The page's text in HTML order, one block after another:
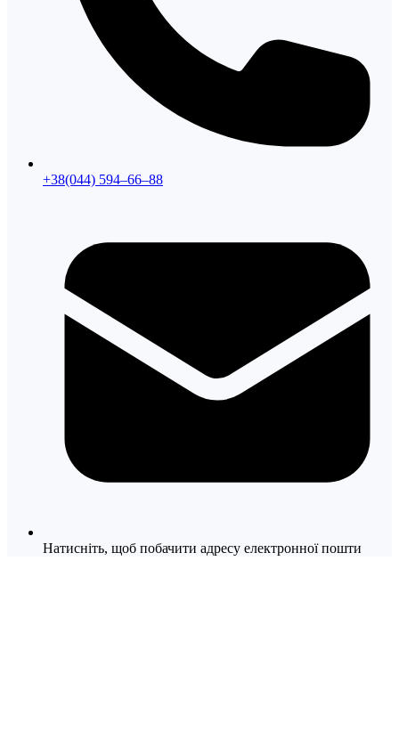
+38(044) 594–66–88
Натисніть, щоб побачити адресу електронної пошти